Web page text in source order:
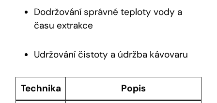
Dodržování správné teploty vody a
času extrakce
Udržování čistoty a údržba kávovaru
Technika
Popis